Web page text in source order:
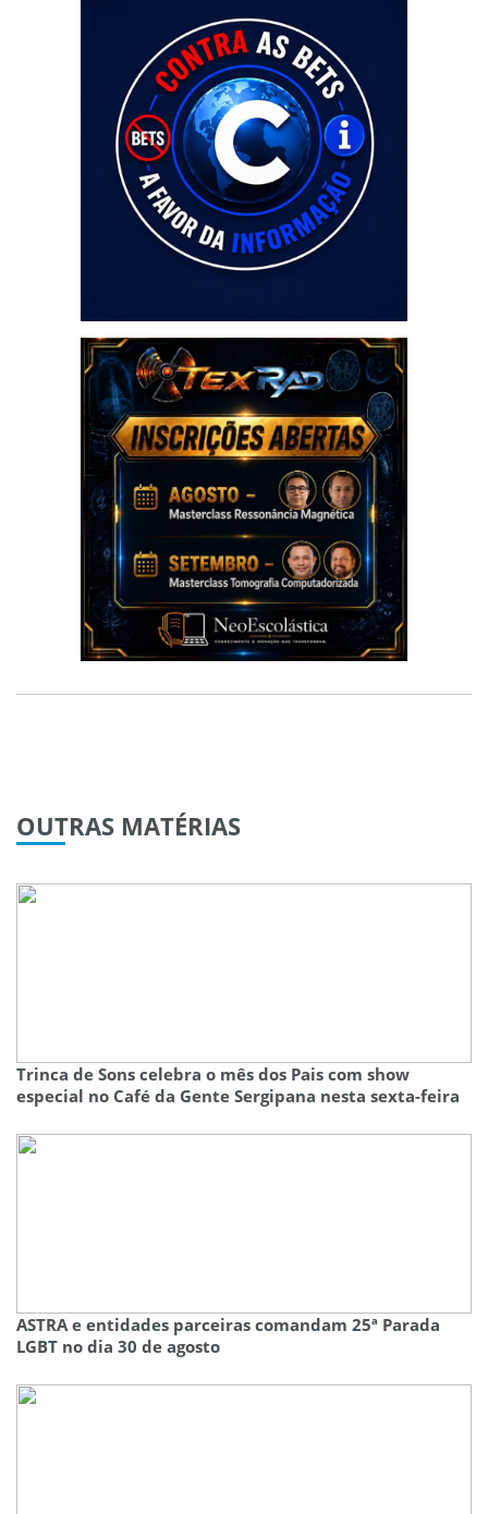
OUTRAS MATÉRIAS
Trinca de Sons celebra o mês dos Pais com show
especial no Café da Gente Sergipana nesta sexta-feira
ASTRA e entidades parceiras comandam 25ª Parada
LGBT no dia 30 de agosto